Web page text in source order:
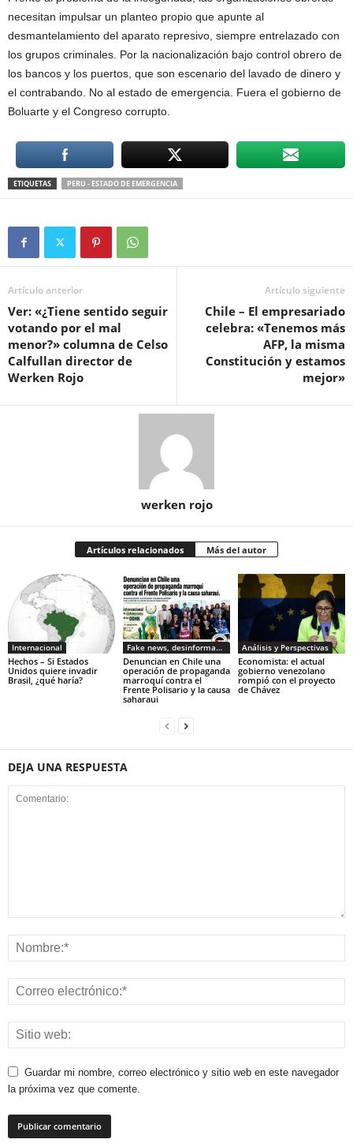
necesitan impulsar un planteo propio que apunte al
desmantelamiento del aparato represivo, siempre entrelazado con
los grupos criminales. Por la nacionalización bajo control obrero de
los bancos y los puertos, que son escenario del lavado de dinero y
el contrabando. No al estado de emergencia. Fuera el gobierno de
Boluarte y el Congreso corrupto.
ETIQUETAS PERU - ESTADO DE EMERGENCIA
Artículo anterior
Ver: «¿Tiene sentido seguir
votando por el mal
menor?» columna de Celso
Calfullan director de
Werken Rojo
Artículo siguiente
Chile – El empresariado
celebra: «Tenemos más
AFP, la misma
Constitución y estamos
mejor»
werken rojo
Artículos relacionados Más del autor
Internacional
Hechos – Si Estados
Unidos quiere invadir
Brasil, ¿qué haría?
Fake news, desinformacion
Denuncian en Chile una
operación de propaganda
marroquí contra el
Frente Polisario y la causa
saharaui
Análisis y Perspectivas
Economista: el actual
gobierno venezolano
rompió con el proyecto
de Chávez
DEJA UNA RESPUESTA
Guardar mi nombre, correo electrónico y sitio web en este navegador
la próxima vez que comente.